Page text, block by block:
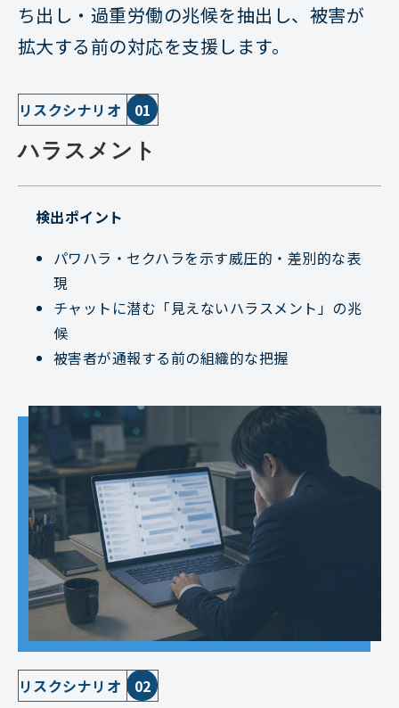
ち出し・過重労働の兆候を抽出し、被害が
拡大する前の対応を支援します。
リスクシナリオ 01
ハラスメント
検出ポイント
パワハラ・セクハラを示す威圧的・差別的な表
現
チャットに潜む「見えないハラスメント」の兆
候
被害者が通報する前の組織的な把握
リスクシナリオ 02